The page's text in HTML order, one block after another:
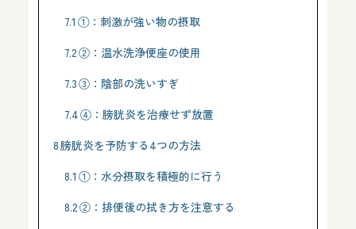
7.1 ①：刺激が強い物の摂取
7.2②：温水洗浄便座の使用
7.3③：陰部の洗いすぎ
7.4④：膀胱炎を治療せず放置
8膀胱炎を予防する4つの方法
8.1 ①：水分摂取を積極的に行う
8.2②：排便後の拭き方を注意する